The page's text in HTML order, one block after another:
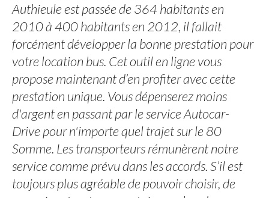
Authieule est passée de 364 habitants en
2010 à 400 habitants en 2012, il fallait
forcément développer la bonne prestation pour
votre location bus. Cet outil en ligne vous
propose maintenant d’en profiter avec cette
prestation unique. Vous dépenserez moins
d'argent en passant par le service Autocar-
Drive pour n'importe quel trajet sur le 80
Somme. Les transporteurs rémunèrent notre
service comme prévu dans les accords. S’il est
toujours plus agréable de pouvoir choisir, de